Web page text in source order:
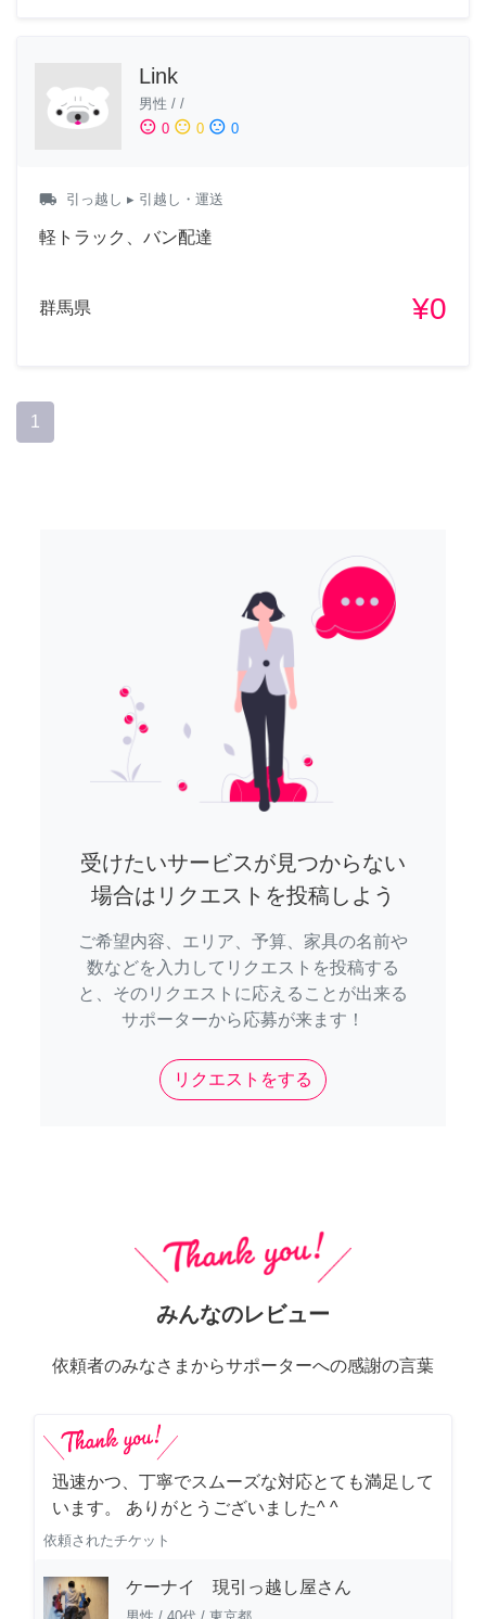
Link
男性 / /
sentiment_satisfied 0 sentiment_neutral 0 sentiment_dissatisfied 0
local_shipping 引っ越し ▸ 引越し・運送
軽トラック、バン配達
群馬県 ¥0
1
受けたいサービスが見つからない
場合はリクエストを投稿しよう
ご希望内容、エリア、予算、家具の名前や
数などを入力してリクエストを投稿する
と、そのリクエストに応えることが出来る
サポーターから応募が来ます！
リクエストをする
みんなのレビュー
依頼者のみなさまからサポーターへの感謝の言葉
迅速かつ、丁寧でスムーズな対応とても満足して
います。 ありがとうございました^ ^
依頼されたチケット
ケーナイ 現引っ越し屋さん